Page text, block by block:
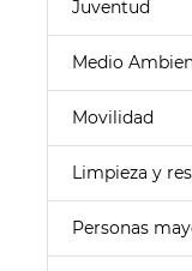
Juventud
Medio
Movilidad
Limpieza y
Personas